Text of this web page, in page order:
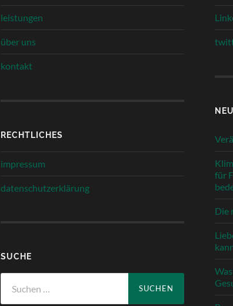
leistungen
über uns
kontakt
RECHTLICHES
impressum
datenschutzerklärung
SUCHE
nach:
für
Die